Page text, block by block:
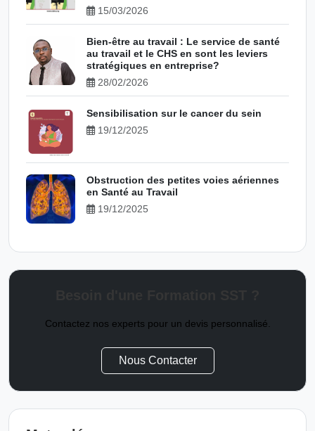
15/03/2026
Bien-être au travail : Le service de santé
au travail et le CHS en sont les leviers
stratégiques en entreprise?
28/02/2026
Sensibilisation sur le cancer du sein
19/12/2025
Obstruction des petites voies aériennes
en Santé au Travail
19/12/2025
Contactez nos experts pour un devis personnalisé.
Nous Contacter